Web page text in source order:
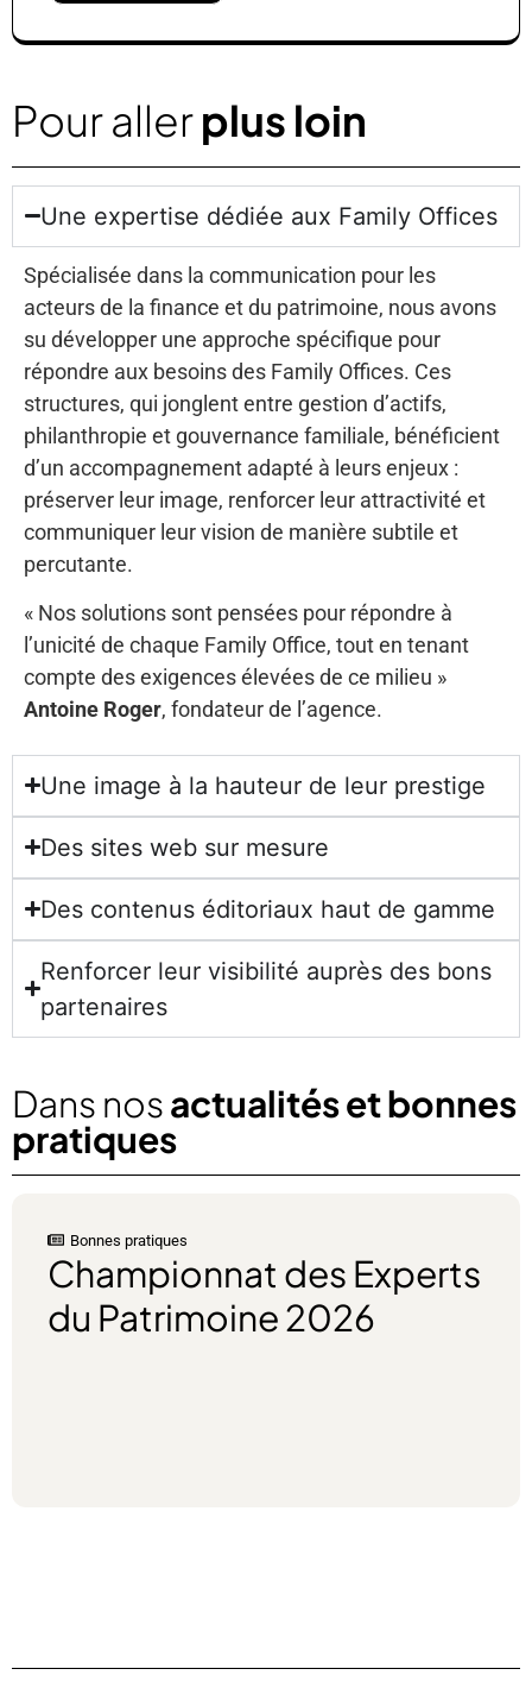
Pour allerplus loin
Une expertise dédiée aux Family Offices
Spécialisée dans la communication pour les
acteurs de la finance et du patrimoine, nous avons
su développer une approche spécifique pour
répondre aux besoins des Family Offices. Ces
structures, qui jonglent entre gestion d’actifs,
philanthropie et gouvernance familiale, bénéficient
d’un accompagnement adapté à leurs enjeux :
préserver leur image, renforcer leur attractivité et
communiquer leur vision de manière subtile et
percutante.
« Nos solutions sont pensées pour répondre à
l’unicité de chaque Family Office, tout en tenant
compte des exigences élevées de ce milieu »
Antoine Roger, fondateur de l’agence.
Une image à la hauteur de leur prestige
Des sites web sur mesure
Des contenus éditoriaux haut de gamme
Renforcer leur visibilité auprès des bons
partenaires
Dans nosactualités et bonnes
pratiques
Bonnes pratiques
Championnat des Experts
du Patrimoine 2026